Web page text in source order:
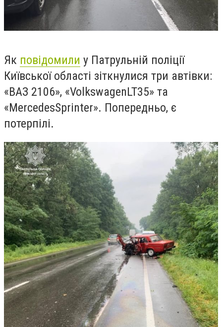
Як повідомили у Патрульній поліції
Київської області зіткнулися три автівки:
«ВАЗ 2106», «VolkswagenLT35» та
«MercedesSprinter». Попередньо, є
потерпілі.